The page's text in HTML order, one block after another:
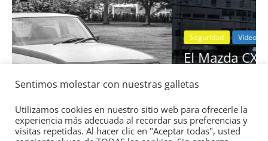
Seguridad Vídeo
El Mazda CX-5 2022 logra la máxima
nota en las pruebas de seguridad del
IIHS
11 de noviembre de 2021 mospotter84 0
Sentimos molestar con nuestras galletas
Utilizamos cookies en nuestro sitio web para ofrecerle la
experiencia más adecuada al recordar sus preferencias y
visitas repetidas. Al hacer clic en "Aceptar todas", usted